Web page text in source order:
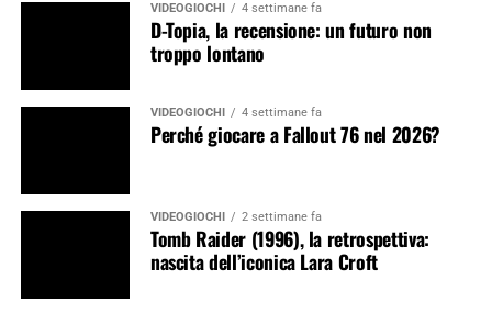
VIDEOGIOCHI 4 settimane fa
D-Topia, la recensione: un futuro non
troppo lontano
VIDEOGIOCHI 4 settimane fa
Perché giocare a Fallout 76 nel 2026?
VIDEOGIOCHI 2 settimane fa
Tomb Raider (1996), la retrospettiva:
nascita dell’iconica Lara Croft